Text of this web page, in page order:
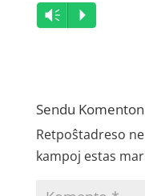
Audio
Player
Vm P
Sendu Komenton
Retpoŝtadreso
kampoj estas